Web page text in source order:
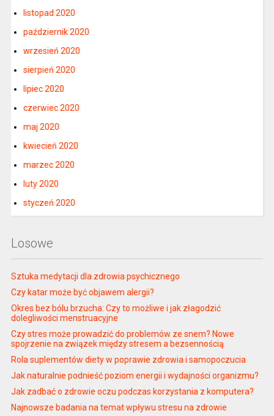
listopad 2020
październik 2020
wrzesień 2020
sierpień 2020
lipiec 2020
czerwiec 2020
maj 2020
kwiecień 2020
marzec 2020
luty 2020
styczeń 2020
Losowe
Sztuka medytacji dla zdrowia psychicznego
Czy katar może być objawem alergii?
Okres bez bólu brzucha: Czy to możliwe i jak złagodzić
dolegliwości menstruacyjne
Czy stres może prowadzić do problemów ze snem? Nowe
spojrzenie na związek między stresem a bezsennością
Rola suplementów diety w poprawie zdrowia i samopoczucia
Jak naturalnie podnieść poziom energii i wydajności organizmu?
Jak zadbać o zdrowie oczu podczas korzystania z komputera?
Najnowsze badania na temat wpływu stresu na zdrowie